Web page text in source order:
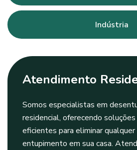
Indústria
Atendimento
Somos especialistas em
residencial, oferecendo
eficientes para eliminar
entupimento em sua casa.